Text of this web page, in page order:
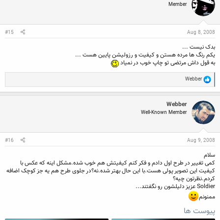
i
n
:
Member
Aug 8, 2008
#15
بدک نیست ...
یکم رنگ ها مرده هستن و کیفیت و رزولیشن پایین هست ...
به قول داش مرتضی تو چاپ خوب در نمیاد
R
e
a
c
t
i
o
n
:
Webber
Webber
Well-Known Member
Aug 9, 2008
#16
سلام
کمی تغییر در طرح اول دادم و فکر کنم کیفیتش هم خوب شده.مشکل اینه که عکس با
کیفیت این تصویر پولی هست.با این حال بهتر شده.نه؟در جلوی طرح هم یه جز کوچک اضافه
کردم.نظرتون چیه؟
Soldier عزیز دلیلشون رو نگفتند...
ممنونم
پیوست ها